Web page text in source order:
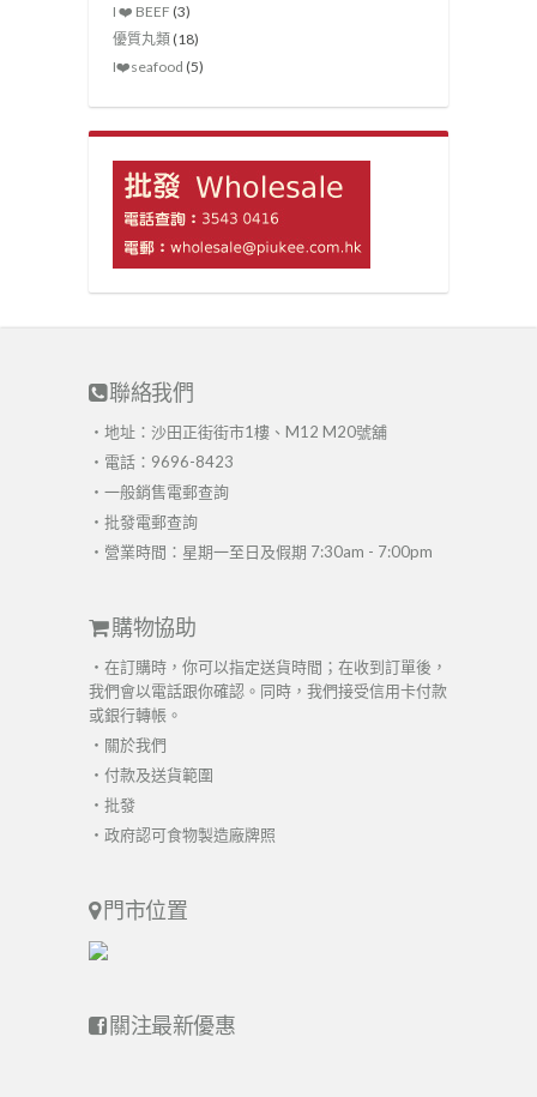
I ❤️ BEEF (3)
優質丸類 (18)
I❤️seafood (5)
聯絡我們
・地址：沙田正街街市1樓、M12 M20號舖
・電話：9696-8423
・ 一般銷售電郵查詢
・ 批發電郵查詢
・營業時間：星期一至日及假期 7:30am - 7:00pm
購物協助
・在訂購時，你可以指定送貨時間；在收到訂單後，
我們會以電話跟你確認。同時，我們接受信用卡付款
或銀行轉帳。
・ 關於我們
・ 付款及送貨範圍
・ 批發
・ 政府認可食物製造廠牌照
門市位置
關注最新優惠